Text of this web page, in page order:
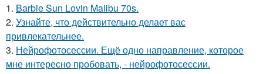
1. Barbie Sun Lovin Malibu 70s.
2. Узнайте, что действительно делает вас
привлекательнее.
3. Нейрофотосессии. Ещё одно направление, которое
мне интересно пробовать, - нейрофотосессии.